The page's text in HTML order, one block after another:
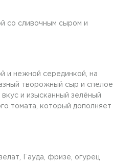
со сливочным сыром и
и нежной серединкой, на
творожный сыр и спелое
и изысканный зелёный
томата, который дополняет
Гауда, фризе, огурец